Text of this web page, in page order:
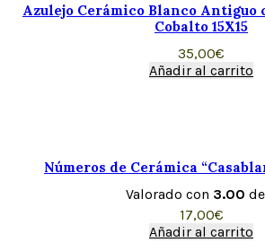
Azulejo Cerámico Blanco Antiguo
Cobalto 15X15
35,00€
Añadir al carrito
Números de Cerámica
Valorado con 3.00
17,00€
Añadir al carrito